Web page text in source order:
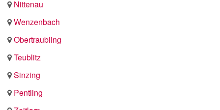
Nittenau
Wenzenbach
Obertraubling
Teublitz
Sinzing
Pentling